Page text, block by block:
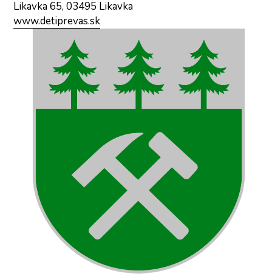
Likavka 65, 03495 Likavka
www.detiprevas.sk